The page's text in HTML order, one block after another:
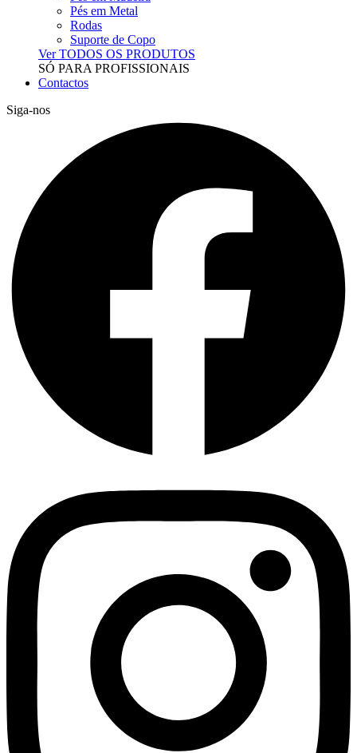
Pés em Metal
Rodas
Suporte de Copo
Ver TODOS OS PRODUTOS
SÓ PARA PROFISSIONAIS
Contactos
Siga-nos